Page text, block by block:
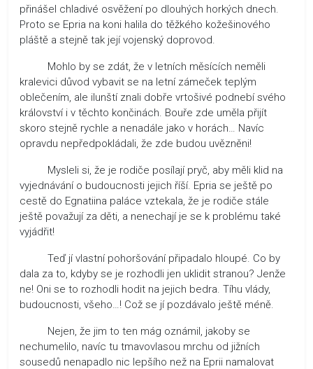
přinášel chladivé osvěžení po dlouhých horkých dnech.
Proto se Epria na koni halila do těžkého kožešinového
pláště a stejně tak její vojenský doprovod.
Mohlo by se zdát, že v letních měsících neměli
kralevici důvod vybavit se na letní zámeček teplým
oblečením, ale ilunští znali dobře vrtošivé podnebí svého
království i v těchto končinách. Bouře zde uměla přijít
skoro stejně rychle a nenadále jako v horách… Navíc
opravdu nepředpokládali, že zde budou uvězněni!
Mysleli si, že je rodiče posílají pryč, aby měli klid na
vyjednávání o budoucnosti jejich říší. Epria se ještě po
cestě do Egnatiina paláce vztekala, že je rodiče stále
ještě považují za děti, a nenechají je se k problému také
vyjádřit!
Teď jí vlastní pohoršování připadalo hloupé. Co by
dala za to, kdyby se je rozhodli jen uklidit stranou? Jenže
ne! Oni se to rozhodli hodit na jejich bedra. Tíhu vlády,
budoucnosti, všeho…! Což se jí pozdávalo ještě méně.
Nejen, že jim to ten mág oznámil, jakoby se
nechumelilo, navíc tu tmavovlasou mrchu od jižních
sousedů nenapadlo nic lepšího než na Eprii namalovat